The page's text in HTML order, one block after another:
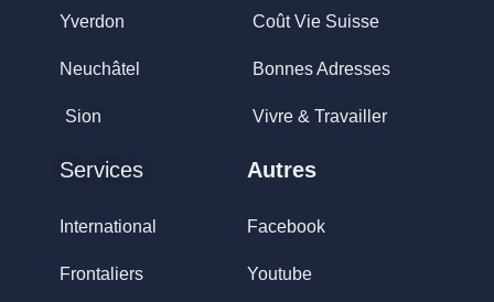
Yverdon
Neuchâtel
Sion
Coût Vie Suisse
Bonnes Adresses
Vivre & Travailler
Services
International
Frontaliers
Autres
Facebook
Youtube